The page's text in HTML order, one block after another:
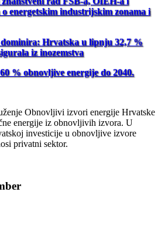
energetskim industrijskim zonama i
dominira: Hrvatska u lipnju 32,7 %
iz inozemstva
% obnovljive energije do 2040.
Obnovljivi izvori energije Hrvatske
energije iz obnovljivih izvora. U
investicije u obnovljive izvore
privatni sektor.